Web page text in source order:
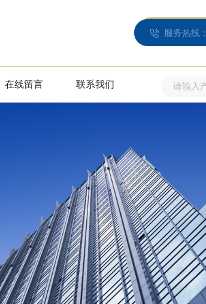
服务热线：
在线留言 联系我们